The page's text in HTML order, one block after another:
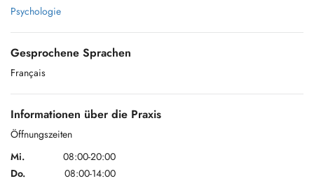
Psychologie
Gesprochene Sprachen
Français
Informationen über die Praxis
Öffnungszeiten
Mi.
08:00-20:00
Do.
08:00-14:00